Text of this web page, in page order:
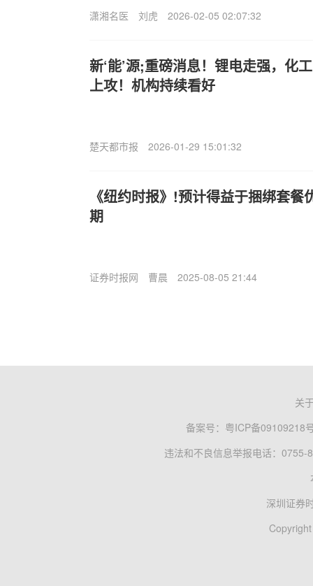
潇湘名医 刘虎 2026-02-05 02:07:32
新‘能’源;重磅消息！锂电走强，化
上攻！机构持续看好
楚天都市报 2026-01-29 15:01:32
《纽约时报》!预计得益于捆绑套
期
证券时报网 曹晨 2025-08-05 21:44
关
备案号： 粤ICP备09109218
违法和不良信息举报电话：0755-
深圳证券